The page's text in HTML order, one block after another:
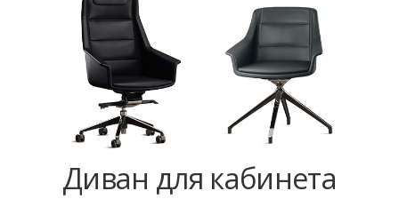
Диван для кабинета